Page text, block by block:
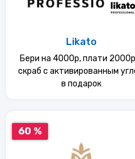
Likato
Бери на 4000р, плати
скраб с активированным
в подарок
60 %